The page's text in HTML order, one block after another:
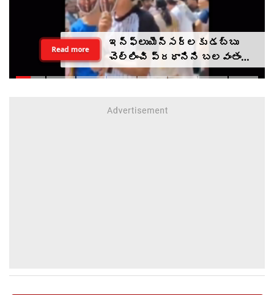
ఇన్‌ఫ్లుయెన్సర్‌లకు డబ్బు
చెల్లించి ప్రధానిని బలవంతంగా
తిట్టించారా? సీజేపీ మెడకు
Read more